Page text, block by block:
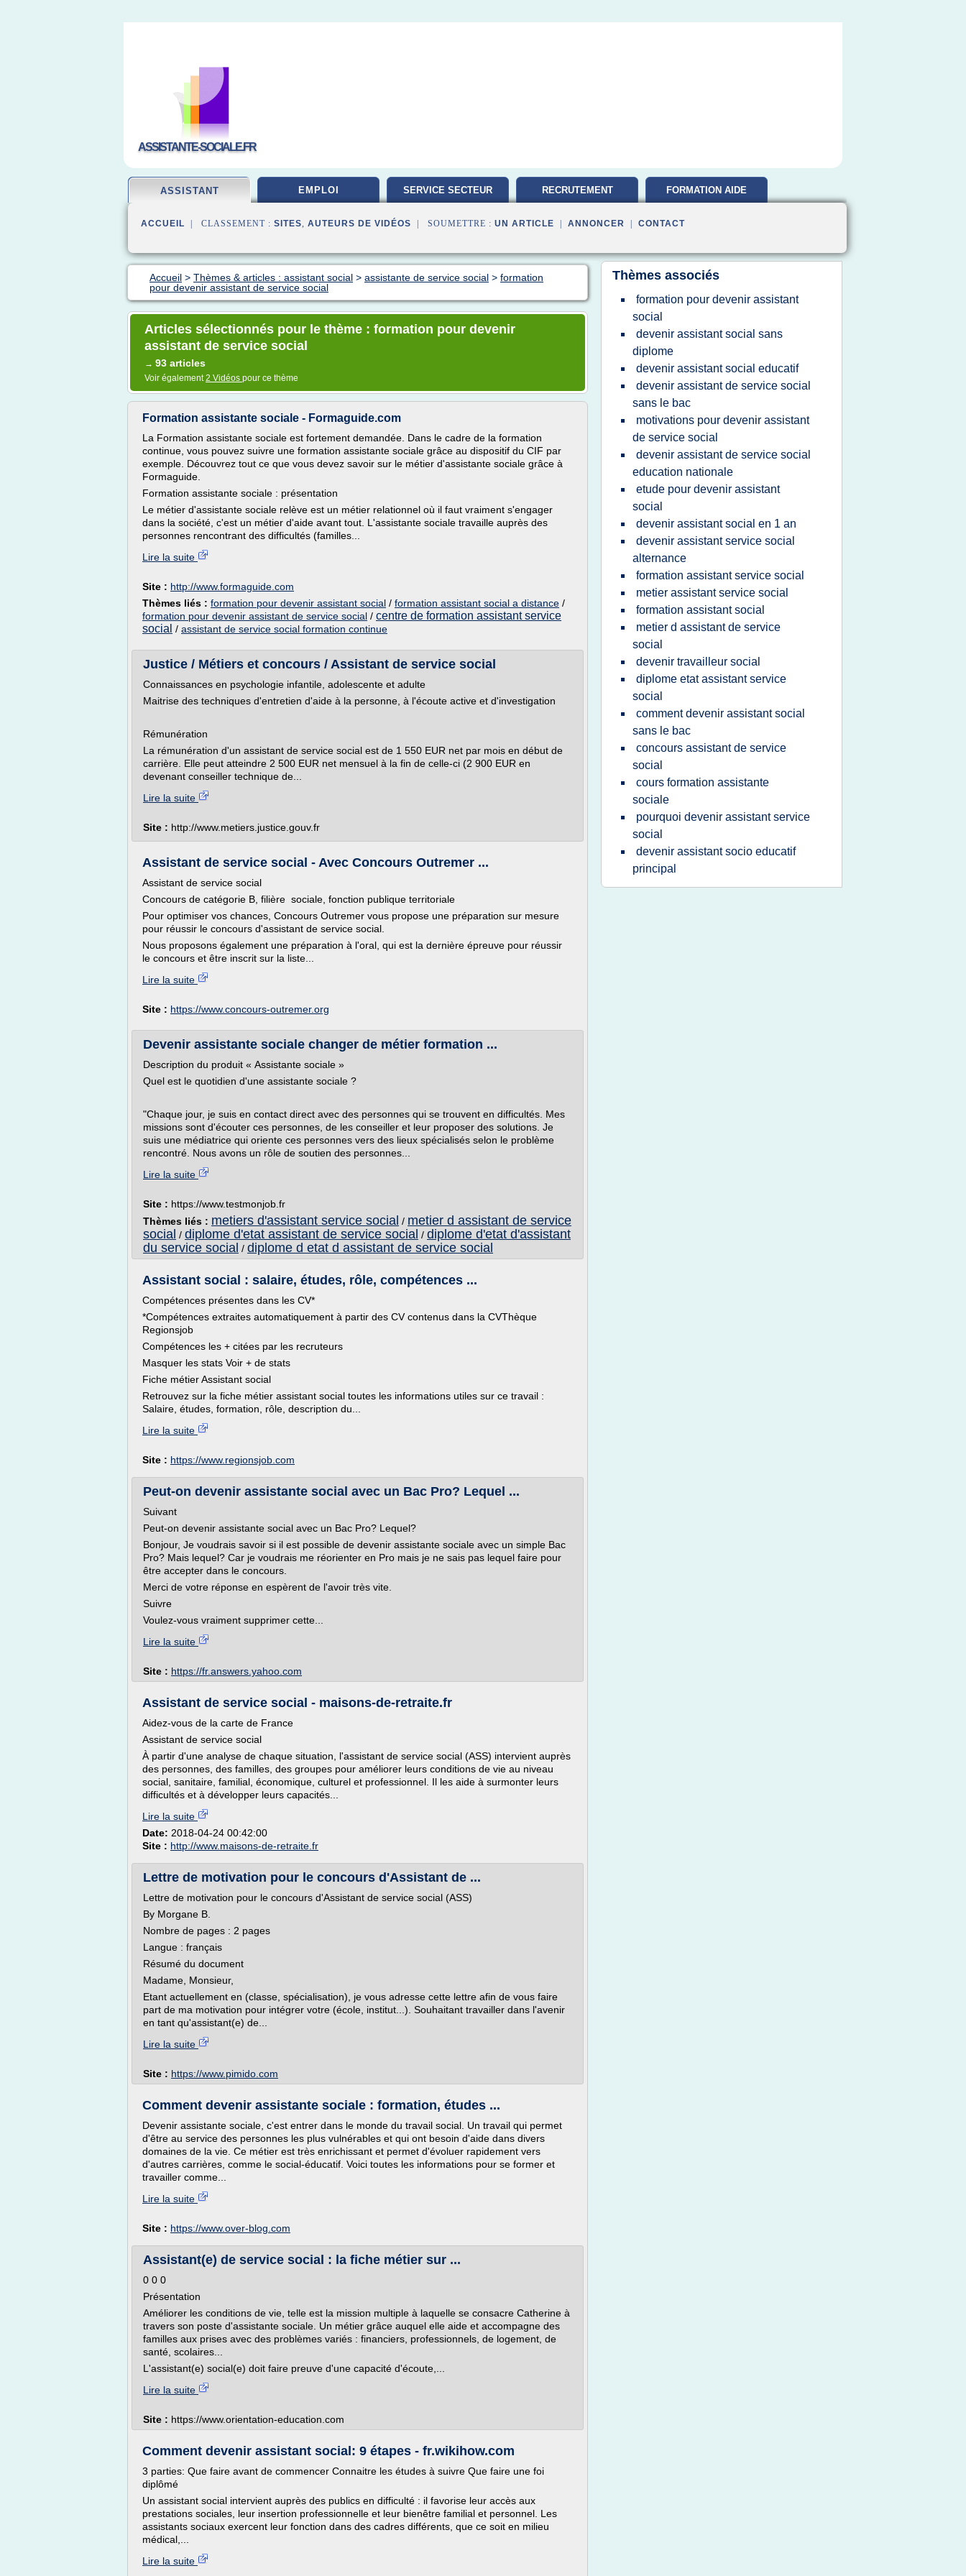
ASSISTANTE-SOCIALE.FR
ASSISTANT EMPLOI SERVICE SECTEUR RECRUTEMENT FORMATION AIDE
ACCUEIL | CLASSEMENT : SITES, AUTEURS DE VIDÉOS | SOUMETTRE : UN ARTICLE ANNONCER CONTACT
Accueil > Thèmes & articles : assistant social > assistante de service social > formation
pour devenir assistant de service social
Articles sélectionnés pour le thème : formation pour devenir
assistant de service social
→ 93 articles
Voir également2 Vidéos pour ce thème
Formation assistante sociale - Formaguide.com
La Formation assistante sociale est fortement demandée. Dans le cadre de la formation
continue, vous pouvez suivre une formation assistante sociale grâce au dispositif du CIF par
exemple. Découvrez tout ce que vous devez savoir sur le métier d'assistante sociale grâce à
Formaguide.
Formation assistante sociale : présentation
Le métier d'assistante sociale relève est un métier relationnel où il faut vraiment s'engager
dans la société, c'est un métier d'aide avant tout. L'assistante sociale travaille auprès des
personnes rencontrant des difficultés (familles...
Lire la suite
Site : http://www.formaguide.com
Thèmes liés : formation pour devenir assistant social / formation assistant social a distance /
formation pour devenir assistant de service social / centre de formation assistant service
social / assistant de service social formation continue
Justice / Métiers et concours / Assistant de service social
Connaissances en psychologie infantile, adolescente et adulte
Maitrise des techniques d'entretien d'aide à la personne, à l'écoute active et d'investigation
Rémunération
La rémunération d'un assistant de service social est de 1 550 EUR net par mois en début de
carrière. Elle peut atteindre 2 500 EUR net mensuel à la fin de celle-ci (2 900 EUR en
devenant conseiller technique de...
Lire la suite
Site : http://www.metiers.justice.gouv.fr
Assistant de service social - Avec Concours Outremer ...
Assistant de service social
Concours de catégorie B, filière sociale, fonction publique territoriale
Pour optimiser vos chances, Concours Outremer vous propose une préparation sur mesure
pour réussir le concours d'assistant de service social.
Nous proposons également une préparation à l'oral, qui est la dernière épreuve pour réussir
le concours et être inscrit sur la liste...
Lire la suite
Site : https://www.concours-outremer.org
Devenir assistante sociale changer de métier formation ...
Description du produit « Assistante sociale »
Quel est le quotidien d'une assistante sociale ?
"Chaque jour, je suis en contact direct avec des personnes qui se trouvent en difficultés. Mes
missions sont d'écouter ces personnes, de les conseiller et leur proposer des solutions. Je
suis une médiatrice qui oriente ces personnes vers des lieux spécialisés selon le problème
rencontré. Nous avons un rôle de soutien des personnes...
Lire la suite
Site : https://www.testmonjob.fr
Thèmes liés : metiers d'assistant service social / metier d assistant de service
social / diplome d'etat assistant de service social / diplome d'etat d'assistant
du service social / diplome d etat d assistant de service social
Assistant social : salaire, études, rôle, compétences ...
Compétences présentes dans les CV*
*Compétences extraites automatiquement à partir des CV contenus dans la CVThèque
Regionsjob
Compétences les + citées par les recruteurs
Masquer les stats Voir + de stats
Fiche métier Assistant social
Retrouvez sur la fiche métier assistant social toutes les informations utiles sur ce travail :
Salaire, études, formation, rôle, description du...
Lire la suite
Site : https://www.regionsjob.com
Peut-on devenir assistante social avec un Bac Pro? Lequel ...
Suivant
Peut-on devenir assistante social avec un Bac Pro? Lequel?
Bonjour, Je voudrais savoir si il est possible de devenir assistante sociale avec un simple Bac
Pro? Mais lequel? Car je voudrais me réorienter en Pro mais je ne sais pas lequel faire pour
être accepter dans le concours.
Merci de votre réponse en espèrent de l'avoir très vite.
Suivre
Voulez-vous vraiment supprimer cette...
Lire la suite
Site : https://fr.answers.yahoo.com
Assistant de service social - maisons-de-retraite.fr
Aidez-vous de la carte de France
Assistant de service social
À partir d'une analyse de chaque situation, l'assistant de service social (ASS) intervient auprès
des personnes, des familles, des groupes pour améliorer leurs conditions de vie au niveau
social, sanitaire, familial, économique, culturel et professionnel. Il les aide à surmonter leurs
difficultés et à développer leurs capacités...
Lire la suite
Date: 2018-04-24 00:42:00
Site : http://www.maisons-de-retraite.fr
Lettre de motivation pour le concours d'Assistant de ...
Lettre de motivation pour le concours d'Assistant de service social (ASS)
By Morgane B.
Nombre de pages : 2 pages
Langue : français
Résumé du document
Madame, Monsieur,
Etant actuellement en (classe, spécialisation), je vous adresse cette lettre afin de vous faire
part de ma motivation pour intégrer votre (école, institut...). Souhaitant travailler dans l'avenir
en tant qu'assistant(e) de...
Lire la suite
Site : https://www.pimido.com
Comment devenir assistante sociale : formation, études ...
Devenir assistante sociale, c'est entrer dans le monde du travail social. Un travail qui permet
d'être au service des personnes les plus vulnérables et qui ont besoin d'aide dans divers
domaines de la vie. Ce métier est très enrichissant et permet d'évoluer rapidement vers
d'autres carrières, comme le social-éducatif. Voici toutes les informations pour se former et
travailler comme...
Lire la suite
Site : https://www.over-blog.com
Assistant(e) de service social : la fiche métier sur ...
0 0 0
Présentation
Améliorer les conditions de vie, telle est la mission multiple à laquelle se consacre Catherine à
travers son poste d'assistante sociale. Un métier grâce auquel elle aide et accompagne des
familles aux prises avec des problèmes variés : financiers, professionnels, de logement, de
santé, scolaires...
L'assistant(e) social(e) doit faire preuve d'une capacité d'écoute,...
Lire la suite
Site : https://www.orientation-education.com
Comment devenir assistant social: 9 étapes - fr.wikihow.com
3 parties: Que faire avant de commencer Connaitre les études à suivre Que faire une foi
diplômé
Un assistant social intervient auprès des publics en difficulté : il favorise leur accès aux
prestations sociales, leur insertion professionnelle et leur bienêtre familial et personnel. Les
assistants sociaux exercent leur fonction dans des cadres différents, que ce soit en milieu
médical,...
Lire la suite
Thèmes associés
formation pour devenir assistant
social
devenir assistant social sans
diplome
devenir assistant social educatif
devenir assistant de service social
sans le bac
motivations pour devenir assistant
de service social
devenir assistant de service social
education nationale
etude pour devenir assistant
social
devenir assistant social en 1 an
devenir assistant service social
alternance
formation assistant service social
metier assistant service social
formation assistant social
metier d assistant de service
social
devenir travailleur social
diplome etat assistant service
social
comment devenir assistant social
sans le bac
concours assistant de service
social
cours formation assistante
sociale
pourquoi devenir assistant service
social
devenir assistant socio educatif
principal